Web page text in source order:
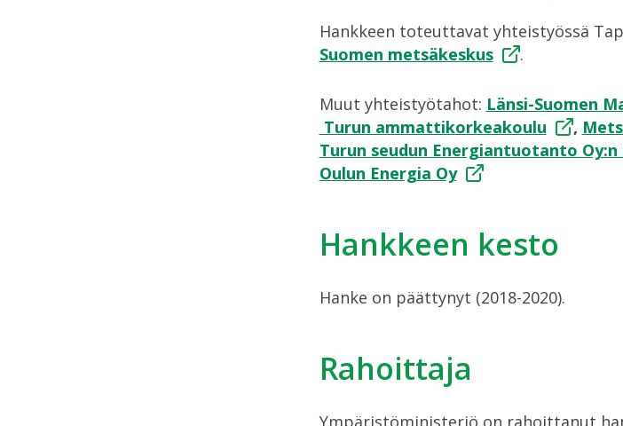
Hankkeen toteuttavat yhteistyössä
Suomen metsäkeskus
.
Muut yhteistyötahot: Länsi-Suomen
Turun ammattikorkeakoulu
,
Turun seudun Energiantuotanto
Oulun Energia Oy
Hankkeen kesto
Hanke on päättynyt (2018-2020).
Rahoittaja
Ympäristöministeriö on rahoittanut